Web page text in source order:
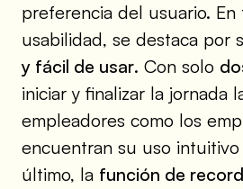
preferencia del usuario.
usabilidad, se destaca por
y fácil de usar. Con solo
iniciar y finalizar la jornada
empleadores como los
encuentran su uso
último, la función de